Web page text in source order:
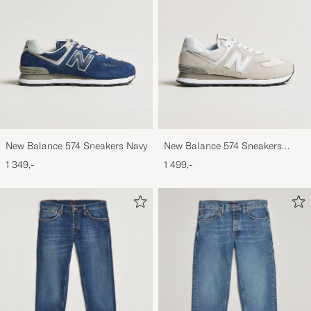
New Balance 574 Sneakers Navy
1 349,-
New Balance 574 Sneakers
Nimbus Cloud
1 499,-